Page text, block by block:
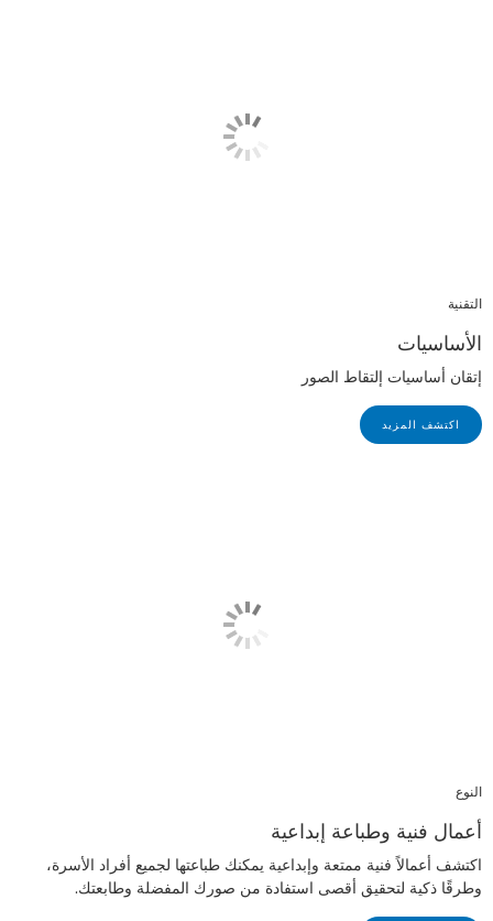
التقنية
الأساسيات
إتقان أساسيات إلتقاط الصور
اكتشف المزيد
النوع
أعمال فنية وطباعة إبداعية
اكتشف أعمالاً فنية ممتعة وإبداعية يمكنك طباعتها لجميع أفراد الأسرة،
وطرقًا ذكية لتحقيق أقصى استفادة من صورك المفضلة وطابعتك.